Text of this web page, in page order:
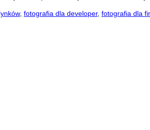
, fotografia dla developer, fotografia dla